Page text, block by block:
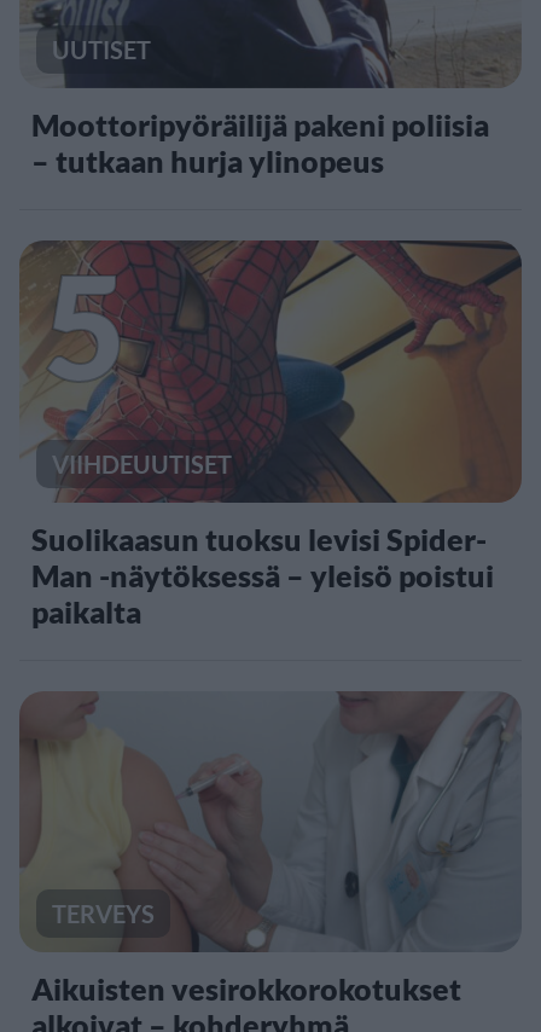
UUTISET
Moottoripyöräilijä pakeni poliisia
– tutkaan hurja ylinopeus
5
VIIHDEUUTISET
Suolikaasun tuoksu levisi Spider-
Man -näytöksessä – yleisö poistui
paikalta
TERVEYS
Aikuisten vesirokkorokotukset